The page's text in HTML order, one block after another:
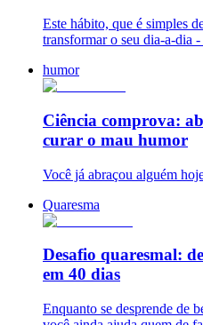
Este hábito, que é simples
transformar o seu dia-a-dia
humor
Ciência comprova:
curar o mau humor
Você já abraçou alguém
Quaresma
Desafio quaresmal:
em 40 dias
Enquanto se desprende de